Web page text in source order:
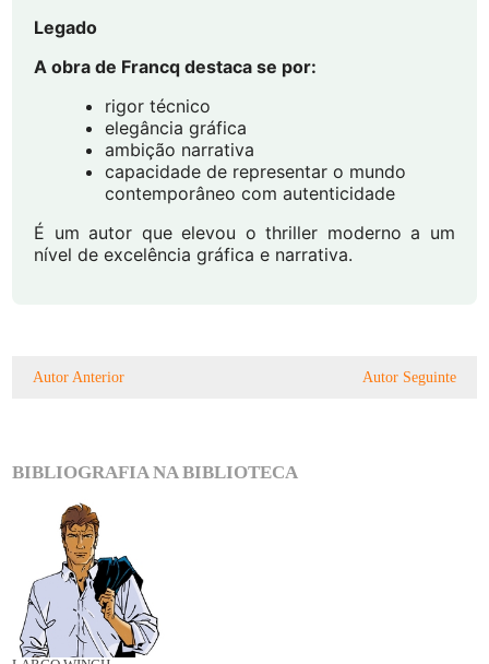
Legado
A obra de Francq destaca se por:
rigor técnico
elegância gráfica
ambição narrativa
capacidade de representar o mundo
contemporâneo com autenticidade
É um autor que elevou o thriller moderno a um
nível de excelência gráfica e narrativa.
Autor Anterior Autor Seguinte
BIBLIOGRAFIA NA BIBLIOTECA